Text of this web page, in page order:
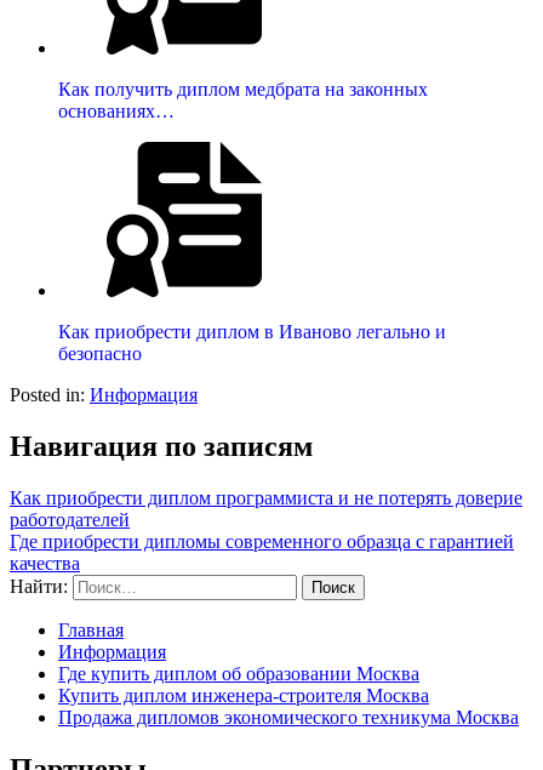
Как получить диплом медбрата на законных
основаниях…
Как приобрести диплом в Иваново легально и
безопасно
Posted in: Информация
Навигация по записям
Как приобрести диплом программиста и не потерять доверие
работодателей
Где приобрести дипломы современного образца с гарантией
качества
Найти:
Главная
Информация
Где купить диплом об образовании Москва
Купить диплом инженера-строителя Москва
Продажа дипломов экономического техникума Москва